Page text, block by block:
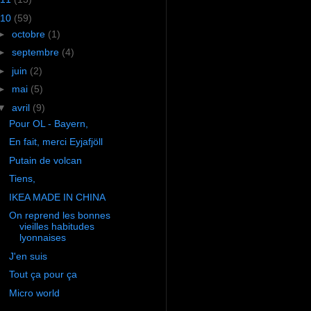
10 (59)
octobre (1)
septembre (4)
juin (2)
mai (5)
avril (9)
Pour OL - Bayern,
En fait, merci Eyjafjöll
Putain de volcan
Tiens,
IKEA MADE IN CHINA
On reprend les bonnes
vieilles habitudes
lyonnaises
J'en suis
Tout ça pour ça
Micro world